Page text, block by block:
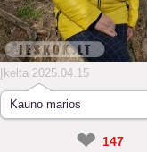
Įkelta 2025.04.15
Kauno marios
❤ 147